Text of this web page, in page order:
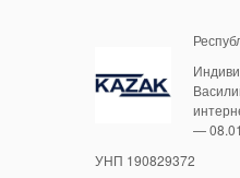
—
УНП 190829372